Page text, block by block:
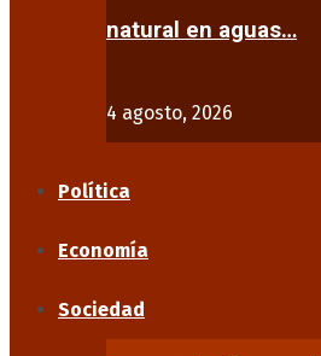
natural en aguas…
4 agosto, 2026
Política
Economía
Sociedad